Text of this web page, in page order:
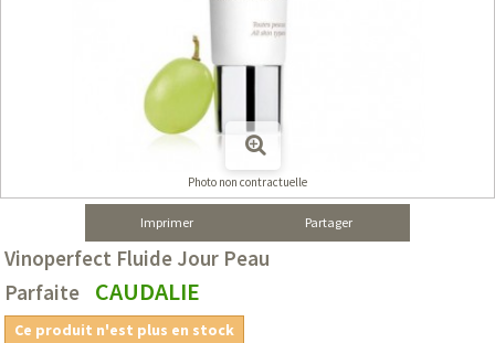
Photo non contractuelle
Imprimer Partager
Vinoperfect Fluide Jour Peau
Parfaite
CAUDALIE
Ce produit n'est plus en stock